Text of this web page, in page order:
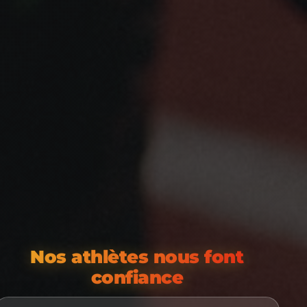
Nos athlètes nous font
confiance